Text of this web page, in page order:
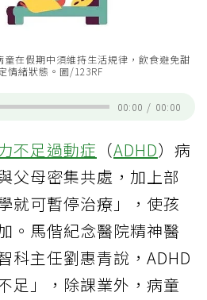
在假期中須維持生活規律，飲食避免甜
情緒狀態。圖/123RF
00:00 / 00:00
不足過動症 （ADHD）病
父母密集共處，加上部
就可暫停治療」，使孩
。馬偕紀念醫院精神醫
科主任劉惠青說，ADHD
足」，除課業外，病童